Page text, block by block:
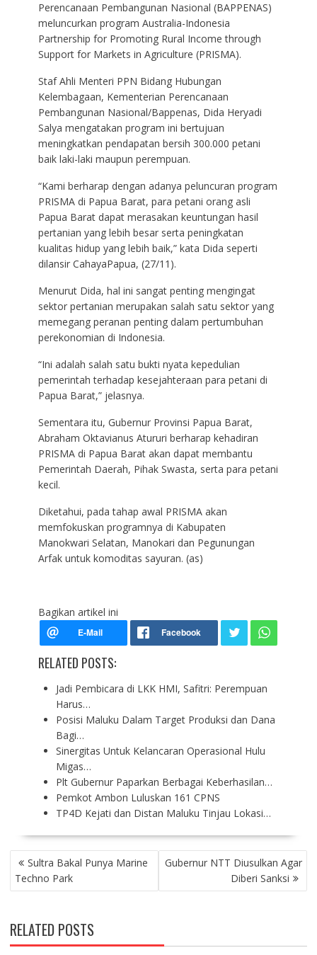
Perencanaan Pembangunan Nasional (BAPPENAS)
meluncurkan program Australia-Indonesia
Partnership for Promoting Rural Income through
Support for Markets in Agriculture (PRISMA).
Staf Ahli Menteri PPN Bidang Hubungan
Kelembagaan, Kementerian Perencanaan
Pembangunan Nasional/Bappenas, Dida Heryadi
Salya mengatakan program ini bertujuan
meningkatkan pendapatan bersih 300.000 petani
baik laki-laki maupun perempuan.
“Kami berharap dengan adanya peluncuran program
PRISMA di Papua Barat, para petani orang asli
Papua Barat dapat merasakan keuntungan hasil
pertanian yang lebih besar serta peningkatan
kualitas hidup yang lebih baik,” kata Dida seperti
dilansir CahayaPapua, (27/11).
Menurut Dida, hal ini sangat penting mengingat
sektor pertanian merupakan salah satu sektor yang
memegang peranan penting dalam pertumbuhan
perekonomian di Indonesia.
“Ini adalah salah satu bukti nyata kepedulian
pemerintah terhadap kesejahteraan para petani di
Papua Barat,” jelasnya.
Sementara itu, Gubernur Provinsi Papua Barat,
Abraham Oktavianus Atururi berharap kehadiran
PRISMA di Papua Barat akan dapat membantu
Pemerintah Daerah, Pihak Swasta, serta para petani
kecil.
Diketahui, pada tahap awal PRISMA akan
memfokuskan programnya di Kabupaten
Manokwari Selatan, Manokari dan Pegunungan
Arfak untuk komoditas sayuran. (as)
Bagikan artikel ini
RELATED POSTS:
Jadi Pembicara di LKK HMI, Safitri: Perempuan
Harus…
Posisi Maluku Dalam Target Produksi dan Dana
Bagi…
Sinergitas Untuk Kelancaran Operasional Hulu
Migas…
Plt Gubernur Paparkan Berbagai Keberhasilan…
Pemkot Ambon Luluskan 161 CPNS
TP4D Kejati dan Distan Maluku Tinjau Lokasi…
P
O
S
N
A
Sultra Bakal Punya Marine
Techno Park
Gubernur NTT Diusulkan Agar
Diberi Sanksi
RELATED POSTS